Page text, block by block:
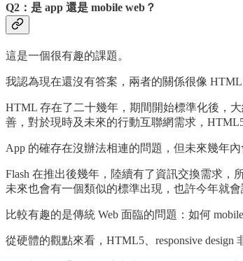
Q2：是 app 還是 mobile web？
這是一個很有趣的課題。
我認為現在還沒有答案，兩者的關係很像 HTML
HTML 存在了二十幾年，期間開始標準化後，
善，對於現時及未來的行動互聯網需求，
App 的確存在沒辦法相連的問題，但未來幾年
Flash 在推出後幾年，陸續有了資訊交換需求，
未來也會有一個類似的標準出現，也許今年就會
比較有趣的是傳統 Web 面臨的問題：如何
從硬體的觀點來看，HTML5、responsive design